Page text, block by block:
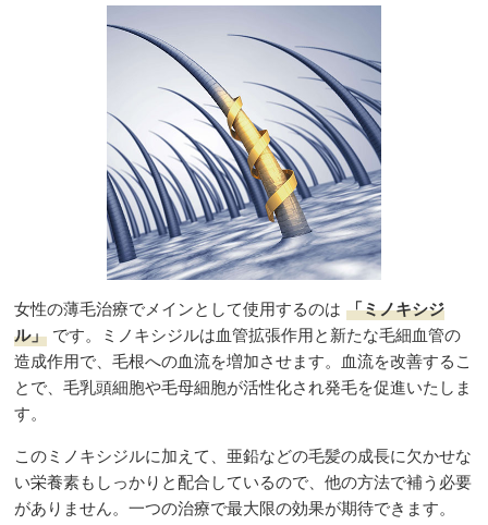
女性の薄毛治療でメインとして使用するのは 「ミノキシジ
ル」 です。ミノキシジルは血管拡張作用と新たな毛細血管の
造成作用で、毛根への血流を増加させます。血流を改善するこ
とで、毛乳頭細胞や毛母細胞が活性化され発毛を促進いたしま
す。
このミノキシジルに加えて、亜鉛などの毛髪の成長に欠かせな
い栄養素もしっかりと配合しているので、他の方法で補う必要
がありません。一つの治療で最大限の効果が期待できます。